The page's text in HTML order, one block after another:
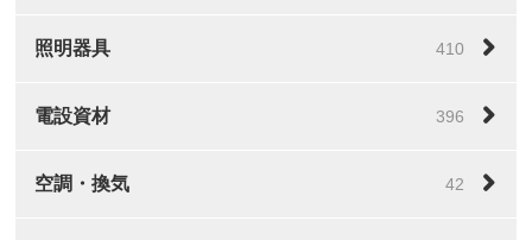
照明器具 410
電設資材 396
空調・換気 42